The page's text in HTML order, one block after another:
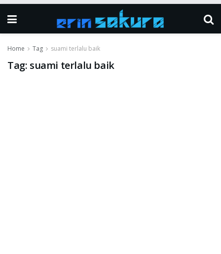
Home Tag suami terlalu baik
Tag: suami terlalu baik